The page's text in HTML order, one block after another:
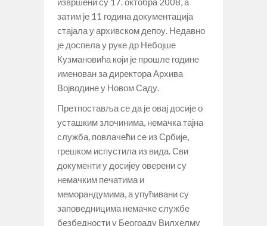
затим је 11 година документација
стајала у архивском депоу. Недавно
је доспела у руке др Небојше
Кузмановића који је прошле године
именован за директора Архива
Војводине у Новом Саду.
Претпоставља се да је овај досије о
усташким злочинима, немачка тајна
служба, повлачећи се из Србије,
грешком испустила из вида. Сви
документи у досијеу оверени су
немачким печатима и
меморандумима, а упућивани су
заповедницима немачке службе
безбедности у Београду Вилхелму